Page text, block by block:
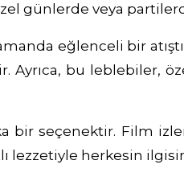
günlerde veya
eğlenceli bir
bu leblebiler,
bir seçenektir. Film
lezzetiyle herkesin